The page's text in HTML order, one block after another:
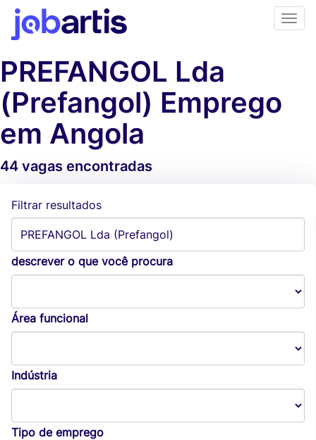
PREFANGOL Lda
(Prefangol) Emprego
em Angola
44 vagas encontradas
Filtrar resultados
descrever o que você procura
Área funcional
Indústria
Tipo de emprego